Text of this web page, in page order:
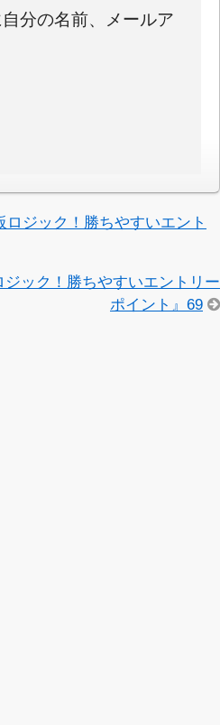
分の名前、メールア
ジック！勝ちやすいエント
ック！勝ちやすいエントリー
ポイント』69